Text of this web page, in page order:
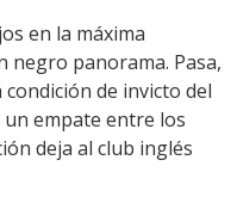
en la máxima
negro panorama. Pasa,
de invicto del
empate entre los
deja al club inglés